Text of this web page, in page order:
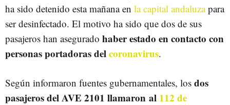
ha sido detenido esta mañana en la capital andaluzapara
ser desinfectado. El motivo ha sido que dos de sus
pasajeros han asegurado haber estado en contacto con
personas portadoras delcoronavirus.
Según informaron fuentes gubernamentales, los dos
pasajeros del AVE 2101 llamaron al 112 de